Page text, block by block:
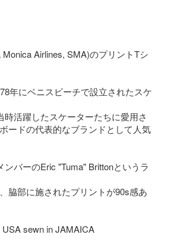
Airlines, SMA)のプリントTシ
年にベニスビーチで設立されたスケ
時活躍したスケーターたちに愛用さ
ードの代表的なブランドとして人気
バーのEric "Tuma" Brittonというラ
脇部に施されたプリントが90s感あ
sewn in JAMAICA